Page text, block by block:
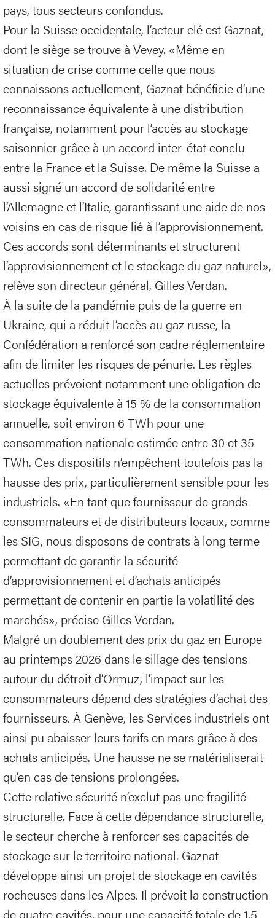
pays, tous secteurs confondus.
Pour la Suisse occidentale, l’acteur clé est Gaznat,
dont le siège se trouve à Vevey. «Même en
situation de crise comme celle que nous
connaissons actuellement, Gaznat bénéficie d’une
reconnaissance équivalente à une distribution
française, notamment pour l’accès au stockage
saisonnier grâce à un accord inter-état conclu
entre la France et la Suisse. De même la Suisse a
aussi signé un accord de solidarité entre
l’Allemagne et l’Italie, garantissant une aide de nos
voisins en cas de risque lié à l’approvisionnement.
Ces accords sont déterminants et structurent
l’approvisionnement et le stockage du gaz naturel»,
relève son directeur général, Gilles Verdan.
À la suite de la pandémie puis de la guerre en
Ukraine, qui a réduit l’accès au gaz russe, la
Confédération a renforcé son cadre réglementaire
afin de limiter les risques de pénurie. Les règles
actuelles prévoient notamment une obligation de
stockage équivalente à 15 % de la consommation
annuelle, soit environ 6 TWh pour une
consommation nationale estimée entre 30 et 35
TWh. Ces dispositifs n’empêchent toutefois pas la
hausse des prix, particulièrement sensible pour les
industriels. «En tant que fournisseur de grands
consommateurs et de distributeurs locaux, comme
les SIG, nous disposons de contrats à long terme
permettant de garantir la sécurité
d’approvisionnement et d’achats anticipés
permettant de contenir en partie la volatilité des
marchés», précise Gilles Verdan.
Malgré un doublement des prix du gaz en Europe
au printemps 2026 dans le sillage des tensions
autour du détroit d’Ormuz, l’impact sur les
consommateurs dépend des stratégies d’achat des
fournisseurs. À Genève, les Services industriels ont
ainsi pu abaisser leurs tarifs en mars grâce à des
achats anticipés. Une hausse ne se matérialiserait
qu’en cas de tensions prolongées.
Cette relative sécurité n’exclut pas une fragilité
structurelle. Face à cette dépendance structurelle,
le secteur cherche à renforcer ses capacités de
stockage sur le territoire national. Gaznat
développe ainsi un projet de stockage en cavités
rocheuses dans les Alpes. Il prévoit la construction
de quatre cavités, pour une capacité totale de 1,5